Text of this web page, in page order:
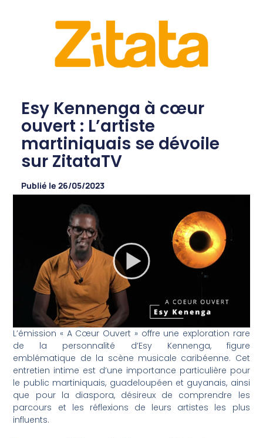
Esy Kennenga à cœur
ouvert : L’artiste
martiniquais se dévoile
sur ZitataTV
Publié le 26/05/2023
L’émission « A Cœur Ouvert » offre une exploration rare
de la personnalité d’Esy Kennenga, figure
emblématique de la scène musicale caribéenne. Cet
entretien intime est d’une importance particulière pour
le public martiniquais, guadeloupéen et guyanais, ainsi
que pour la diaspora, désireux de comprendre les
parcours et les réflexions de leurs artistes les plus
influents.